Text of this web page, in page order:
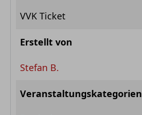
VVK Ticket
Erstellt von
Stefan B.
Veranstaltungskategorien